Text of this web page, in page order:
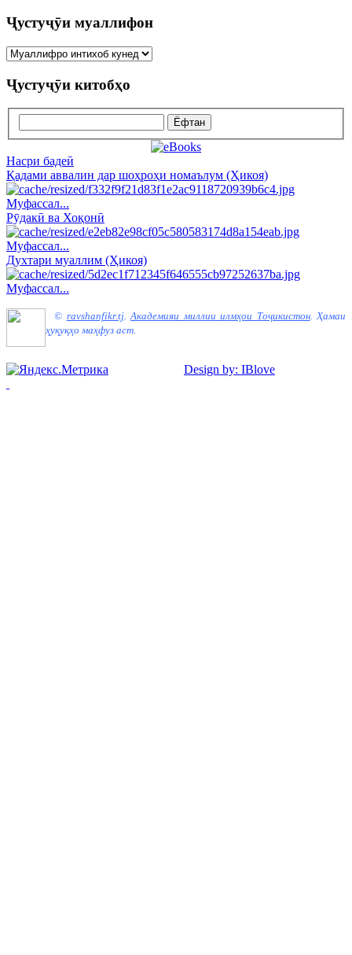
Ҷустуҷӯи муаллифон
Ҷустуҷӯи китобҳо
Насри бадеӣ
Қадами аввалин дар шоҳроҳи номаълум (Ҳикоя)
Муфассал...
Рӯдакӣ ва Хоқонӣ
Муфассал...
Духтари муаллим (Ҳикоя)
Муфассал...
© ravshanfikr.tj. Академияи миллии илмҳои Тоҷикистон. Ҳамаи
ҳуқуқҳо маҳфуз аст.
Design by: IBlove